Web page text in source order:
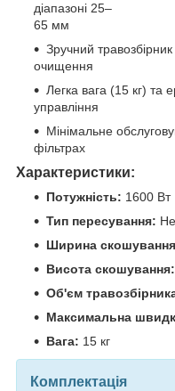
діапазоні 25–
65 мм
Зручний
очищення
Легка вага (15 кг) та
управління
Мінімальне
фільтрах
Характеристики:
Потужність: 1600 Вт
Тип пересування:
Ширина
Висота скошування:
Об'єм
Максимальна
Вага: 15 кг
Комплектація